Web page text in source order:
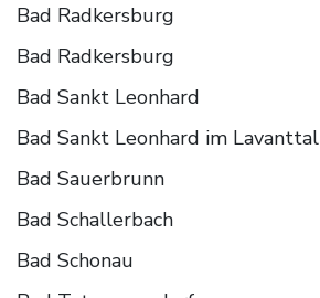
Bad Radkersburg
Bad Radkersburg
Bad Sankt Leonhard
Bad Sankt Leonhard im Lavanttal
Bad Sauerbrunn
Bad Schallerbach
Bad Schonau